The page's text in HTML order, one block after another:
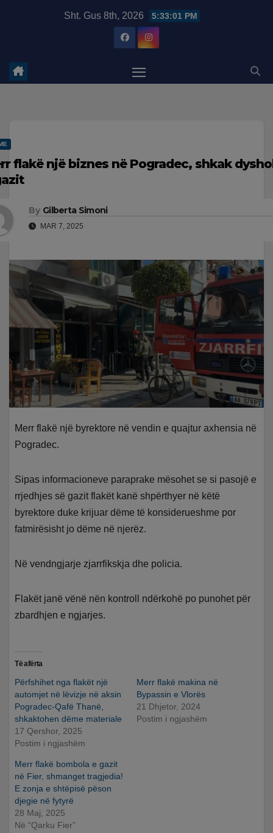
Sht. Gus 8th, 2026 5:33:02 PM
flakë një biznes në Pogradec, shkak
By Gilberta Simoni
MAR 7, 2025
Merr flakë një byrektore në vendin e quajtur axhensia në
Pogradec.
Sipas informacioneve paraprake mësohet se si pasojë e
rrjedhjes së gazit flakët kanë shpërthyer në këtë
byrektore duke krijuar dëme të konsiderueshme por
fatmirësisht jo dëme në njerëz.
Në vendngjarje zjarrfikskja dhe policia.
Flakët janë vënë nën kontroll ndërkohë po punohet për
zbardhjen e ngjarjes.
Të afërta
Përfshihet nga flakët një
automjet në lëvizje në aksin
Pogradec-Qafë Thanë,
shkaktohen dëme materiale
17 Qershor, 2025
Postim i ngjashëm
Merr flakë makina në
Bypassin e Vlorës
21 Dhjetor, 2024
Postim i ngjashëm
Merr flakë bombola e gazit
në Fier, shmanget tragjedia!
E zonja e shtëpisë pëson
djegie në fytyrë
28 Maj, 2025
Në “Qarku Fier”